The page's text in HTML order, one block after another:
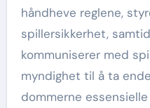
håndheve reglene,
spillersikkerhet,
kommuniserer med
myndighet til å ta
dommerne